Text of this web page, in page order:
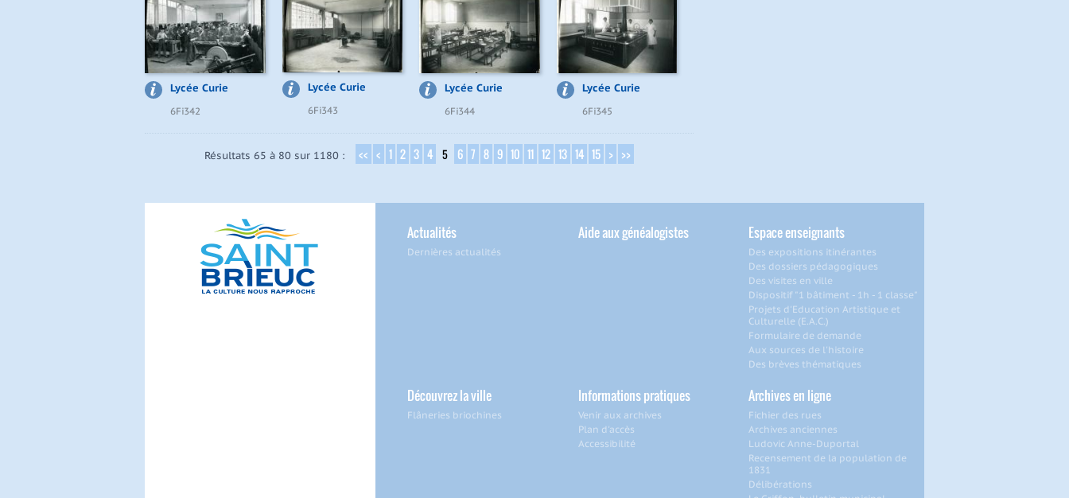
Lycée Curie
6Fi342
Lycée Curie
6Fi343
Lycée Curie
6Fi344
Lycée Curie
6Fi345
Résultats 65 à 80 sur 1180 : << < 1 2 3 4 5 6 7 8 9 10 11 12 13 14 15 > >>
Actualités
Dernières actualités
Aide aux généalogistes Espace enseignants
Des expositions itinérantes
Des dossiers pédagogiques
Des visites en ville
Dispositif "1 bâtiment - 1h - 1 classe"
Projets d'Education Artistique et
Culturelle (E.A.C.)
Formulaire de demande
Aux sources de l'histoire
Des brèves thématiques
Découvrez la ville
Flâneries briochines
Informations pratiques
Venir aux archives
Plan d'accès
Accessibilité
Archives en ligne
Fichier des rues
Archives anciennes
Ludovic Anne-Duportal
Recensement de la population de
1831
Délibérations